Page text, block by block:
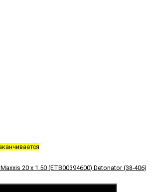
20 x 1.50 (ETB00394600) Detonator (38-406)